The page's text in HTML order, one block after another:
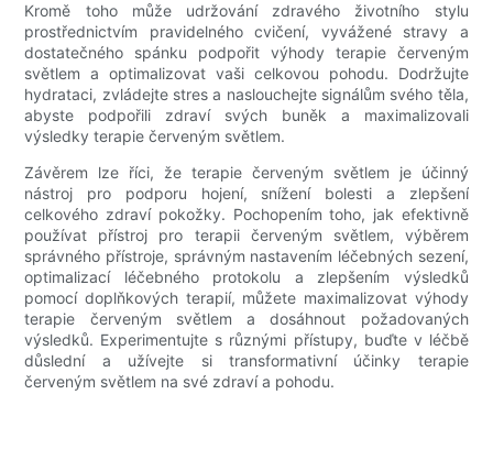
Kromě toho může udržování zdravého životního stylu
prostřednictvím pravidelného cvičení, vyvážené stravy a
dostatečného spánku podpořit výhody terapie červeným
světlem a optimalizovat vaši celkovou pohodu. Dodržujte
hydrataci, zvládejte stres a naslouchejte signálům svého těla,
abyste podpořili zdraví svých buněk a maximalizovali
výsledky terapie červeným světlem.
Závěrem lze říci, že terapie červeným světlem je účinný
nástroj pro podporu hojení, snížení bolesti a zlepšení
celkového zdraví pokožky. Pochopením toho, jak efektivně
používat přístroj pro terapii červeným světlem, výběrem
správného přístroje, správným nastavením léčebných sezení,
optimalizací léčebného protokolu a zlepšením výsledků
pomocí doplňkových terapií, můžete maximalizovat výhody
terapie červeným světlem a dosáhnout požadovaných
výsledků. Experimentujte s různými přístupy, buďte v léčbě
důslední a užívejte si transformativní účinky terapie
červeným světlem na své zdraví a pohodu.